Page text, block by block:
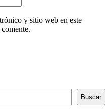
y sitio web en este
Buscar